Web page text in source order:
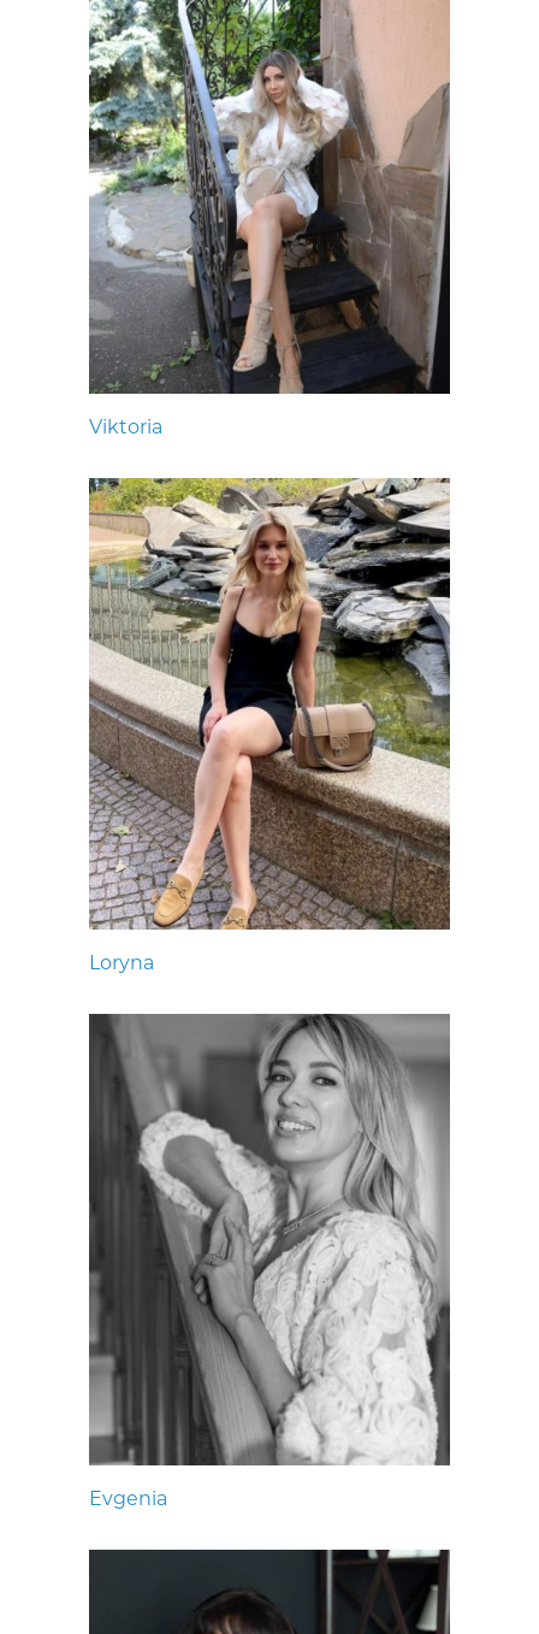
Viktoria
Loryna
Evgenia